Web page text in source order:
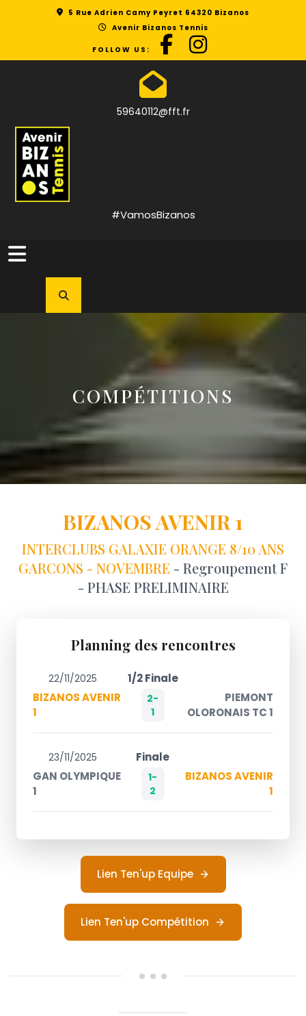
5 Rue Adrien Camy Peyret 64320 Bizanos
Avenir Bizanos Tennis
FOLLOW US:
59640112@fft.fr
#VamosBizanos
Open
Button
COMPÉTITIONS
BIZANOS AVENIR 1
INTERCLUBS GALAXIE ORANGE 8/10 ANS
GARCONS - NOVEMBRE - Regroupement F
- PHASE PRELIMINAIRE
Planning des rencontres
22/11/2025
1/2 Finale
BIZANOS AVENIR
1
2-
1
PIEMONT
OLORONAIS TC 1
23/11/2025
Finale
GAN OLYMPIQUE
1
1-
2
BIZANOS AVENIR
1
Lien Ten'up Equipe
Lien Ten'up Compétition